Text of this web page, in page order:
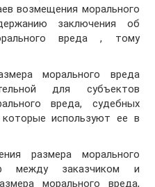
возмещения морального
заключения об
вреда , тому
морального вреда
для субъектов
вреда, судебных
используют ее в
размера морального
между заказчиком и
морального вреда,